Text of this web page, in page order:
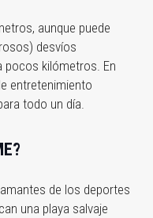
aunque puede
desvíos
pocos kilómetros. En
entretenimiento
todo un día.
de los deportes
una playa salvaje